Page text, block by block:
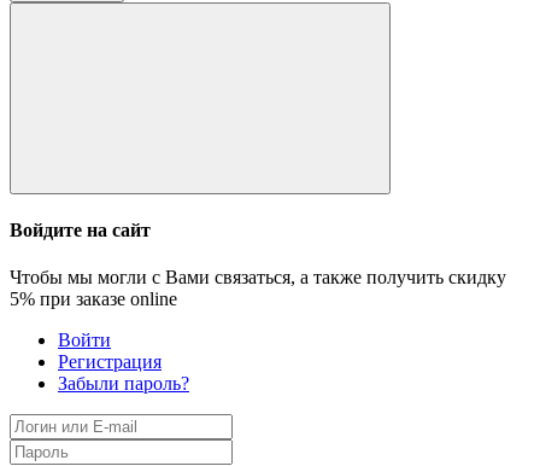
Войдите на сайт
Чтобы мы могли с Вами связаться, а также получить скидку
5% при заказе online
Войти
Регистрация
Забыли пароль?